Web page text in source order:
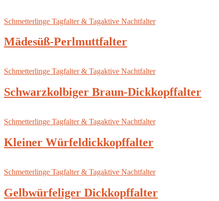
Schmetterlinge Tagfalter & Tagaktive Nachtfalter
Mädesüß-Perlmuttfalter
Schmetterlinge Tagfalter & Tagaktive Nachtfalter
Schwarzkolbiger Braun-Dickkopffalter
Schmetterlinge Tagfalter & Tagaktive Nachtfalter
Kleiner Würfeldickkopffalter
Schmetterlinge Tagfalter & Tagaktive Nachtfalter
Gelbwürfeliger Dickkopffalter